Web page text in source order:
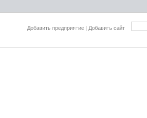
Добавить предприятие | Добавить сайт